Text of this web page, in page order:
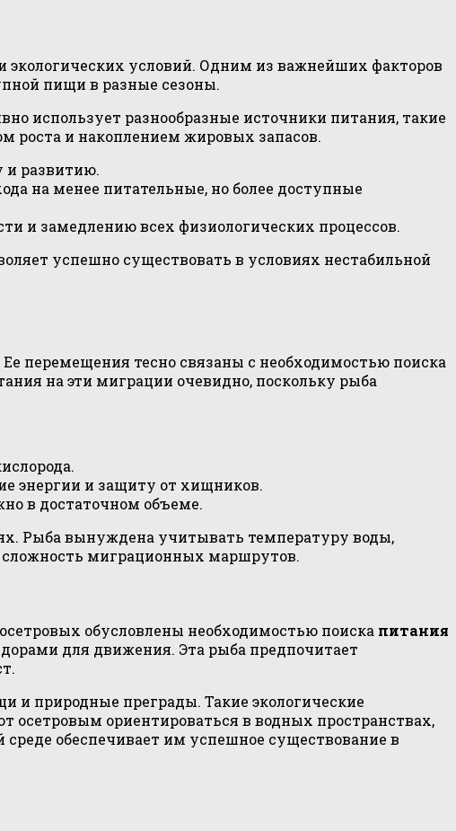
условий. Одним из важнейших факторов
пищи в разные сезоны.
использует разнообразные источники питания, такие
роста и накоплением жировых запасов.
и развитию.
на менее питательные, но более доступные
и замедлению всех физиологических процессов.
успешно существовать в условиях нестабильной
перемещения тесно связаны с необходимостью поиска
на эти миграции очевидно, поскольку рыба
энергии и защиту от хищников.
в достаточном объеме.
Рыба вынуждена учитывать температуру воды,
сложность миграционных маршрутов.
обусловлены необходимостью поиска питания
для движения. Эта рыба предпочитает
и природные преграды. Такие экологические
осетровым ориентироваться в водных пространствах,
обеспечивает им успешное существование в